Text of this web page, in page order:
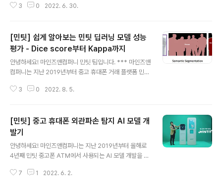
년부터 중고 휴대폰 거래 플랫폼 민팃의 ATM을 위한 딥러
다면 클릭해주세요. 2022.06.02 - [AI 프로젝트 소개] -
[민팃] 중고 휴대폰 외관파손 탐지 AI 모델 개발기 [민팃]
중고 휴대폰 외관파손 탐지 AI 모델 개발기 안녕하세요! 마
인즈앤컴퍼니는 지난 2019년부터 올해로 4년째 민팃 중
고폰 ATM에서 사용되는 AI 모델 개발을 담당하고 있습니
다. 이번 주부터 4주 간 발행되는 민팃 포스트 시리즈를
3 0 2022. 6. 30.
[민팃] 쉽게 알아보는 민팃 딥러닝 모델 성능
평가 - Dice score부터 Kappa까지
안녕하세요! 마인즈앤컴퍼니 민팃 팀입니다. *** 마인즈앤
컴퍼니는 지난 2019년부터 중고 휴대폰 거래 플랫폼 민팃
습니다. 본 포스트는 민팃 시리즈의 네 번째 포스트입니다.
egmentation과 Classification 태스크에서 사용되는
평가지표에는 어떤 것이 있는지 민팃의 Real-world 서비
스에서 이러한 평가지표들을 활용할 때 중요하게 고민한
부분이 무엇인지 등 민팃에서 활용하고 있는 모델의 평가
민팃 서비스와 민팃의 AI 모델이 궁금하시다면: 2022.0
3 0 2022. 8. 5.
[민팃] 중고 휴대폰 외관파손 탐지 AI 모델 개
발기
안녕하세요! 마인즈앤컴퍼니는 지난 2019년부터 올해로
4년째 민팃 중고폰 ATM에서 사용되는 AI 모델 개발을 담
트 시리즈를 통하여 민팃 프로젝트에서 어떤 일을 하고 있
7 1 2022. 6. 2.